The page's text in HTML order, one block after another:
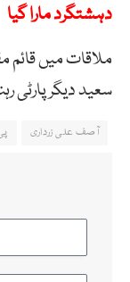
دہشتگرد مارا گیا
ملاقات میں قائم
سعید دیگر پارٹی
آصف علی زرداری